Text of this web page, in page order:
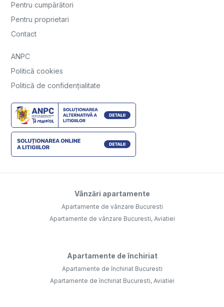
Pentru cumpărători
Pentru proprietari
Contact
ANPC
Politică cookies
Politică de confidențialitate
Vânzări apartamente
Apartamente de vânzare Bucuresti
Apartamente de vânzare Bucuresti, Aviatiei
Apartamente de închiriat
Apartamente de închiriat Bucuresti
Apartamente de închiriat Bucuresti, Aviatiei